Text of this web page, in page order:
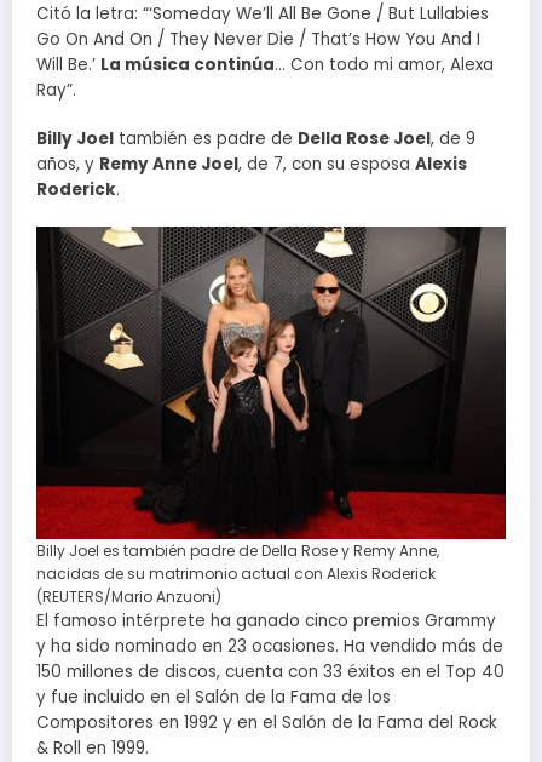
Citó la letra: “‘Someday We’ll All Be Gone / But Lullabies
Go On And On / They Never Die / That’s How You And I
Will Be.’ La música continúa… Con todo mi amor, Alexa
Ray”.
Billy Joel también es padre de Della Rose Joel, de 9
años, y Remy Anne Joel, de 7, con su esposa Alexis
Roderick.
Billy Joel es también padre de Della Rose y Remy Anne,
nacidas de su matrimonio actual con Alexis Roderick
(REUTERS/Mario Anzuoni)
El famoso intérprete ha ganado cinco premios Grammy
y ha sido nominado en 23 ocasiones. Ha vendido más de
150 millones de discos, cuenta con 33 éxitos en el Top 40
y fue incluido en el Salón de la Fama de los
Compositores en 1992 y en el Salón de la Fama del Rock
& Roll en 1999.